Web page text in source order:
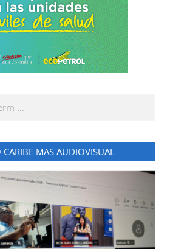
CARIBE MAS AUDIOVISUAL